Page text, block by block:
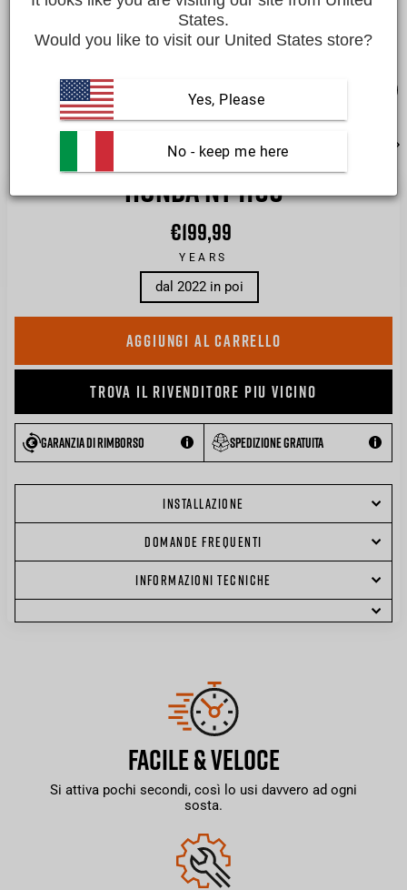
HONDA NT 1100
Prezzo
di
listino
€199,99
YEARS
dal 2022 in poi
AGGIUNGI AL CARRELLO
TROVA IL RIVENDITORE PIU VICINO
Garanzia di rimborso Spedizione gratuita
INSTALLAZIONE
DOMANDE FREQUENTI
INFORMAZIONI TECNICHE
FACILE & VELOCE
Si attiva pochi secondi, così lo usi davvero ad ogni
sosta.
States.
Would you like to visit our United States store?
Yes, Please
No - keep me here